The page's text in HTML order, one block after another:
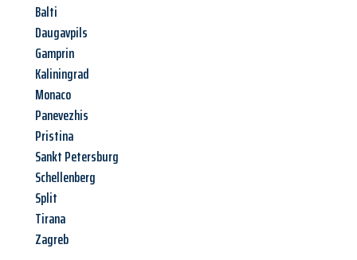
Balti
Daugavpils
Gamprin
Kaliningrad
Monaco
Panevezhis
Pristina
Sankt Petersburg
Schellenberg
Split
Tirana
Zagreb